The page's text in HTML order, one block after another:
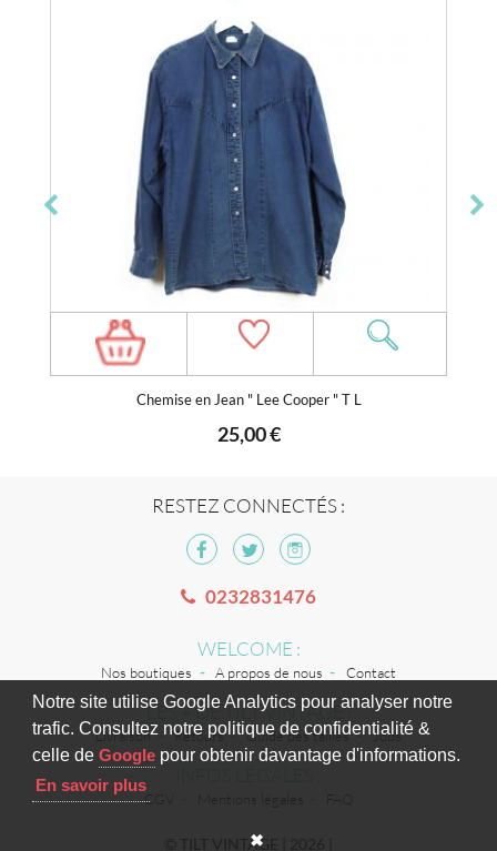
Notre site utilise Google Analytics pour analyser notre
trafic. Consultez notre politique de confidentialité &
celle de Googlepour obtenir davantage d'informations.
En savoir plus
✖
Chemise en Jean " Lee Cooper " T L
25,00 €
RESTEZ CONNECTÉS :
0232831476
WELCOME :
Nos boutiques A propos de nous Contact
LES + DE TILT VINTAGE :
Livraison Retours Guide des tailles Jobs
CGV
© TILT VINTAGE | 2026 |